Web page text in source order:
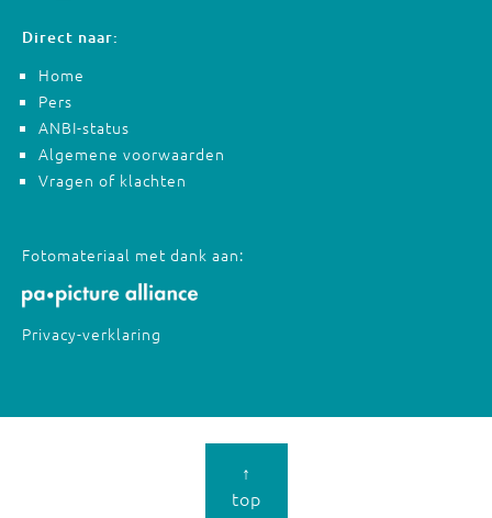
Direct naar:
Home
Pers
ANBI-status
Algemene voorwaarden
Vragen of klachten
Fotomateriaal met dank aan:
Privacy-verklaring
↑
top